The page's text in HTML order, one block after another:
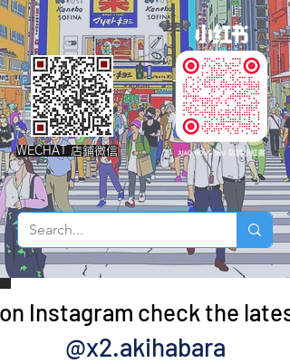
WECHAT 店鋪微信
Instagram check the
@x2.akihabara